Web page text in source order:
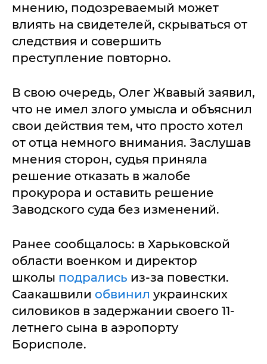
мнению, подозреваемый может
влиять на свидетелей, скрываться от
следствия и совершить
преступление повторно.
В свою очередь, Олег Жвавый заявил,
что не имел злого умысла и объяснил
свои действия тем, что просто хотел
от отца немного внимания. Заслушав
мнения сторон, судья приняла
решение отказать в жалобе
прокурора и оставить решение
Заводского суда без изменений.
Ранее сообщалось: в Харьковской
области военком и директор
школы подрались из-за повестки.
Саакашвили обвинил украинских
силовиков в задержании своего 11-
летнего сына в аэропорту
Борисполе.